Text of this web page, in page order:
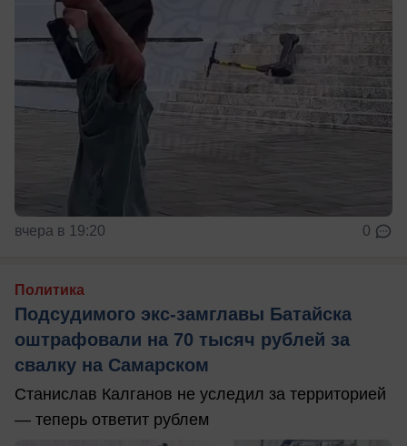
вчера в 19:20 0
Политика
Подсудимого экс-замглавы Батайска
оштрафовали на 70 тысяч рублей за
свалку на Самарском
Станислав Калганов не уследил за территорией
— теперь ответит рублем